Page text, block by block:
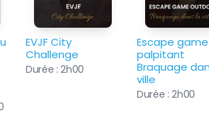
EVJF City
Challenge
Durée :2h00
Escape game
palpitant
Braquage
ville
Durée :2h00